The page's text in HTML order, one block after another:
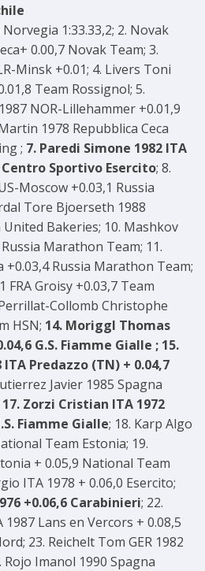
1:33.33,2; 2. Novak
0.00,7 Novak Team; 3.
Minsk +0.01; 4. Livers Toni
Team Rossignol; 5.
NOR-Lillehammer +0.01,9
1978 Repubblica Ceca
; 7. Paredi Simone 1982 ITA
Centro Sportivo Esercito; 8.
Moscow +0.03,1 Russia
Tore Bjoerseth 1988
Bakeries; 10. Mashkov
Marathon Team; 11.
+0.03,4 Russia Marathon Team;
FRA Groisy +0.03,7 Team
Collomb Christophe
HSN; 14. Moriggl Thomas
G.S. Fiamme Gialle ; 15.
Predazzo (TN) + 0.04,7
Javier 1985 Spagna
17. Zorzi Cristian ITA 1972
Fiamme Gialle; 18. Karp Algo
Team Estonia; 19.
+ 0.05,9 National Team
ITA 1978 + 0.06,0 Esercito;
+0.06,6 Carabinieri; 22.
Lans en Vercors + 0.08,5
23. Reichelt Tom GER 1982
Imanol 1990 Spagna